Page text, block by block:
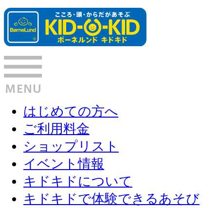
はじめての方へ
ご利用料金
ショップリスト
イベント情報
キドキドについて
キドキドで体験できるあそび